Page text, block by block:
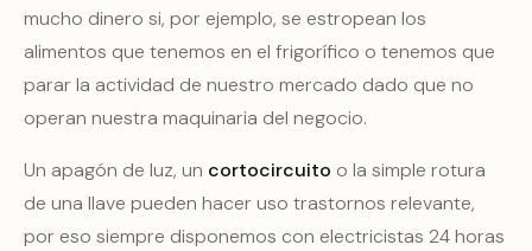
mucho dinero si, por ejemplo, se estropean los
alimentos que tenemos en el frigorífico o tenemos que
parar la actividad de nuestro mercado dado que no
operan nuestra maquinaria del negocio.
Un apagón de luz, un cortocircuito o la simple rotura
de una llave pueden hacer uso trastornos relevante,
por eso siempre disponemos con electricistas 24 horas